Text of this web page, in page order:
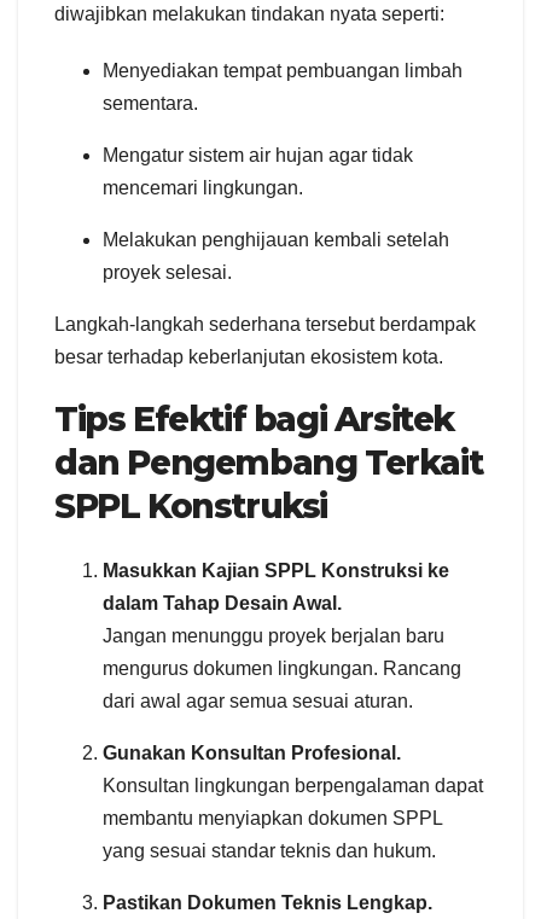
diwajibkan melakukan tindakan nyata seperti:
Menyediakan tempat pembuangan limbah
sementara.
Mengatur sistem air hujan agar tidak
mencemari lingkungan.
Melakukan penghijauan kembali setelah
proyek selesai.
Langkah-langkah sederhana tersebut berdampak
besar terhadap keberlanjutan ekosistem kota.
Tips Efektif bagi Arsitek
dan Pengembang Terkait
SPPL Konstruksi
Masukkan Kajian SPPL Konstruksi ke
dalam Tahap Desain Awal.
Jangan menunggu proyek berjalan baru
mengurus dokumen lingkungan. Rancang
dari awal agar semua sesuai aturan.
Gunakan Konsultan Profesional.
Konsultan lingkungan berpengalaman dapat
membantu menyiapkan dokumen SPPL
yang sesuai standar teknis dan hukum.
Pastikan Dokumen Teknis Lengkap.